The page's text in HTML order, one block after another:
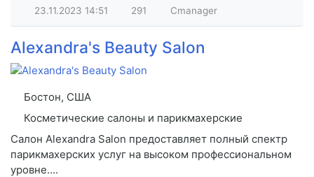
23.11.2023 14:51 291 Cmanager
Alexandra's Beauty Salon
Бостон, США
Косметические салоны и парикмахерские
Салон Alexandra Salon предоставляет полный спектр
парикмахерских услуг на высоком профессиональном
уровне....